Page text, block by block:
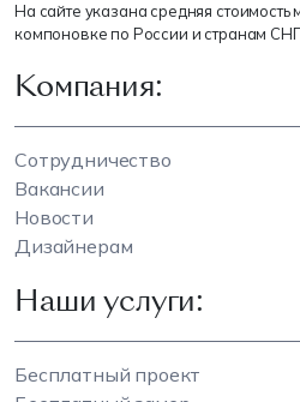
На сайте указана средняя
компоновке по России и странам
Компания:
Сотрудничество
Вакансии
Новости
Дизайнерам
Наши услуги:
Бесплатный проект